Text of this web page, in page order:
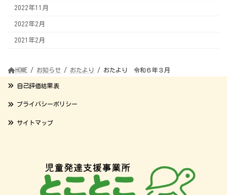
2022年11月
2022年2月
2021年2月
HOME お知らせ おたより おたより 令和６年３月
自己評価結果表
プライバシーポリシー
サイトマップ